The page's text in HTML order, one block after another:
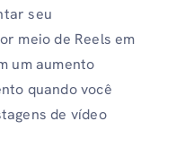
seu
meio de Reels em
um aumento
quando você
de vídeo